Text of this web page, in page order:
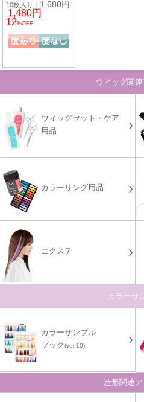
10枚入り： 1,680円
1,480円
12%OFF
ウィッグ関
ウィッグセット・ケア
用品
カラーリング用品
エクステ
カラーサ
カラーサンプル
ブック(ver.10)
造形関連